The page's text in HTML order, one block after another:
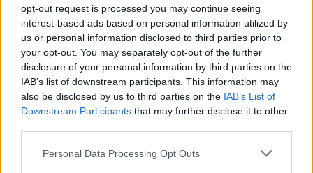
opt-out request is processed you may continue seeing
interest-based ads based on personal information utilized by
us or personal information disclosed to third parties prior to
your opt-out. You may separately opt-out of the further
disclosure of your personal information by third parties on the
IAB’s list of downstream participants. This information may
also be disclosed by us to third parties on the IAB’s List of
Downstream Participants that may further disclose it to other
Personal Data Processing Opt Outs
Na Hádecké planince u Brna obnovují ochránci
původní step, vrátí se tam i pastva
26.7.2026 17:25 | BRNO (ČTK)
Zarostlou část Hádecké
planinky u Brna chtějí ochránci
vrátit do stavu ze 30. let
minulého století. V oblasti
obnovují původní step a
teplomilné doubravy. Vrátí se tam i pastva. Cílem je zachránit
mizející druhy rostlin a živočichů, jako jsou vzácné orchideje či
Rezekvítek, která se o oblast stará. Národní přírodní rezervace